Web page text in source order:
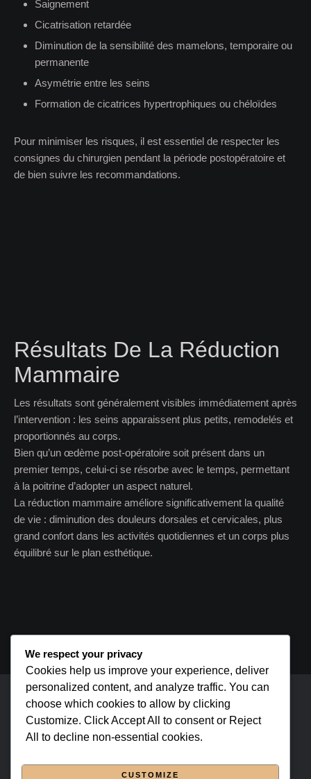
Saignement
Cicatrisation retardée
Diminution de la sensibilité des mamelons, temporaire ou
permanente
Asymétrie entre les seins
Formation de cicatrices hypertrophiques ou chéloïdes
Pour minimiser les risques, il est essentiel de respecter les
consignes du chirurgien pendant la période postopératoire et
de bien suivre les recommandations.
Résultats De La Réduction
Mammaire
Les résultats sont généralement visibles immédiatement après
l’intervention : les seins apparaissent plus petits, remodelés et
proportionnés au corps.
Bien qu’un œdème post-opératoire soit présent dans un
premier temps, celui-ci se résorbe avec le temps, permettant
à la poitrine d’adopter un aspect naturel.
La réduction mammaire améliore significativement la qualité
de vie : diminution des douleurs dorsales et cervicales, plus
grand confort dans les activités quotidiennes et un corps plus
équilibré sur le plan esthétique.
cmsmasters © 2026 / All Rights Reserved
Page d’accueil
We respect your privacy
Cookies help us improve your experience, deliver
personalized content, and analyze traffic. You can
choose which cookies to allow by clicking
Customize. Click Accept All to consent or Reject
All to decline non-essential cookies.
CUSTOMIZE